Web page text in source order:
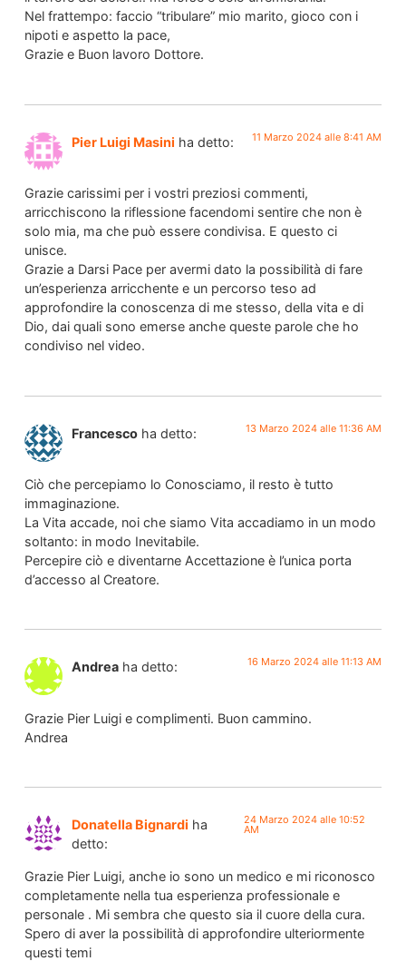
Nel frattempo: faccio “tribulare” mio marito, gioco con i
nipoti e aspetto la pace,
Grazie e Buon lavoro Dottore.
Pier Luigi Masini ha detto: 11 Marzo 2024 alle 8:41 AM
Grazie carissimi per i vostri preziosi commenti,
arricchiscono la riflessione facendomi sentire che non è
solo mia, ma che può essere condivisa. E questo ci
unisce.
Grazie a Darsi Pace per avermi dato la possibilità di fare
un’esperienza arricchente e un percorso teso ad
approfondire la conoscenza di me stesso, della vita e di
Dio, dai quali sono emerse anche queste parole che ho
condiviso nel video.
Francesco ha detto: 13 Marzo 2024 alle 11:36 AM
Ciò che percepiamo lo Conosciamo, il resto è tutto
immaginazione.
La Vita accade, noi che siamo Vita accadiamo in un modo
soltanto: in modo Inevitabile.
Percepire ciò e diventarne Accettazione è l’unica porta
d’accesso al Creatore.
Andrea ha detto: 16 Marzo 2024 alle 11:13 AM
Grazie Pier Luigi e complimenti. Buon cammino.
Andrea
Donatella Bignardi ha
detto:
24 Marzo 2024 alle 10:52
AM
Grazie Pier Luigi, anche io sono un medico e mi riconosco
completamente nella tua esperienza professionale e
personale . Mi sembra che questo sia il cuore della cura.
Spero di aver la possibilità di approfondire ulteriormente
questi temi